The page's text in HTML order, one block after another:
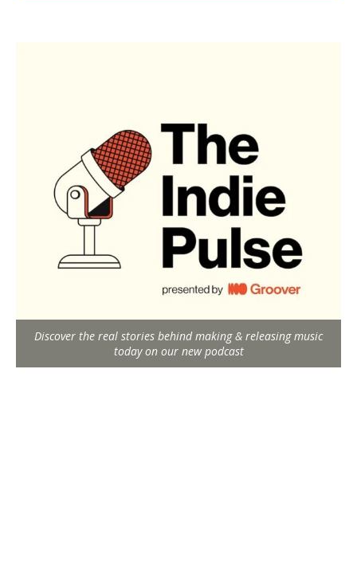
Discover the real stories behind making & releasing music
today on our new podcast